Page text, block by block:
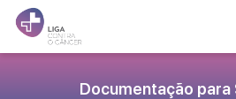
Documentação para